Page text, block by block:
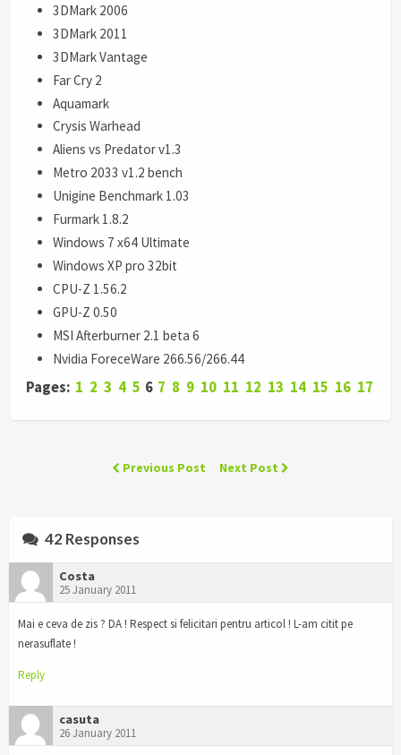
3DMark 2006
3DMark 2011
3DMark Vantage
Far Cry 2
Aquamark
Crysis Warhead
Aliens vs Predator v1.3
Metro 2033 v1.2 bench
Unigine Benchmark 1.03
Furmark 1.8.2
Windows 7 x64 Ultimate
Windows XP pro 32bit
CPU-Z 1.56.2
GPU-Z 0.50
MSI Afterburner 2.1 beta 6
Nvidia ForeceWare 266.56/266.44
Pages: 1 2 3 4 5 6 7 8 9 10 11 12 13 14 15 16 17
Previous Post Next Post
42 Responses
Costa
25 January 2011
Mai e ceva de zis ? DA ! Respect si felicitari pentru articol ! L-am citit pe
nerasuflate !
Reply
casuta
26 January 2011